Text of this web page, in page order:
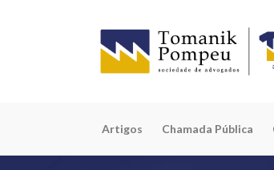
Artigos Chamada Pública